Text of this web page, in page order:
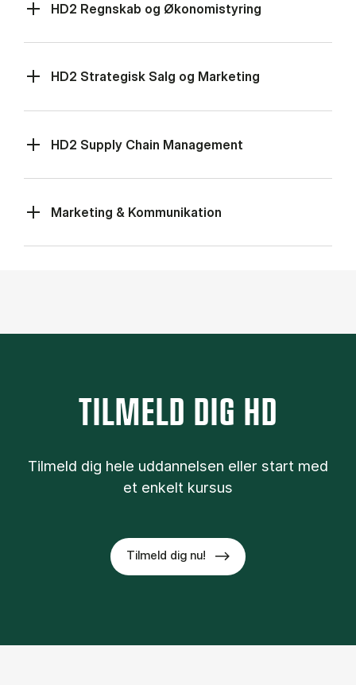
HD2 Regnskab og Økonomistyring
HD2 Strategisk Salg og Marketing
HD2 Supply Chain Management
Marketing & Kommunikation
TILMELD DIG HD
Tilmeld dig hele uddannelsen eller start med
et enkelt kursus
Tilmeld dig nu!